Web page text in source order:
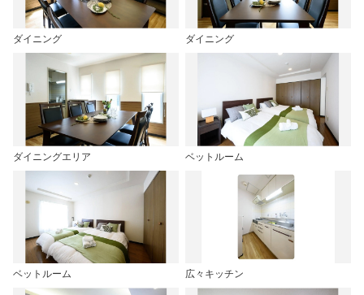
ダイニング ダイニング
ダイニングエリア ベットルーム
ベットルーム 広々キッチン